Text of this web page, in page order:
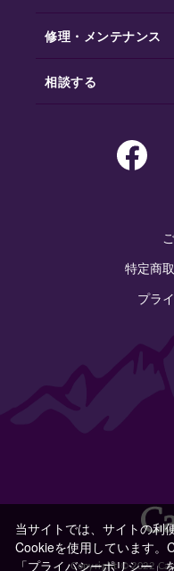
修理・メンテナンス
相談する
特定商
プラ
Copyright © 2022
当サイトでは、サイトの利
Cookieを使用しています。
「プライバシーポリシー」